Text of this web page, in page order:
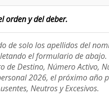
orden y del deber.
de solo los apellidos del
el formulario de abajo.
de Destino, Número Activo,
2026, el próximo año
Neutros y Excesivos.